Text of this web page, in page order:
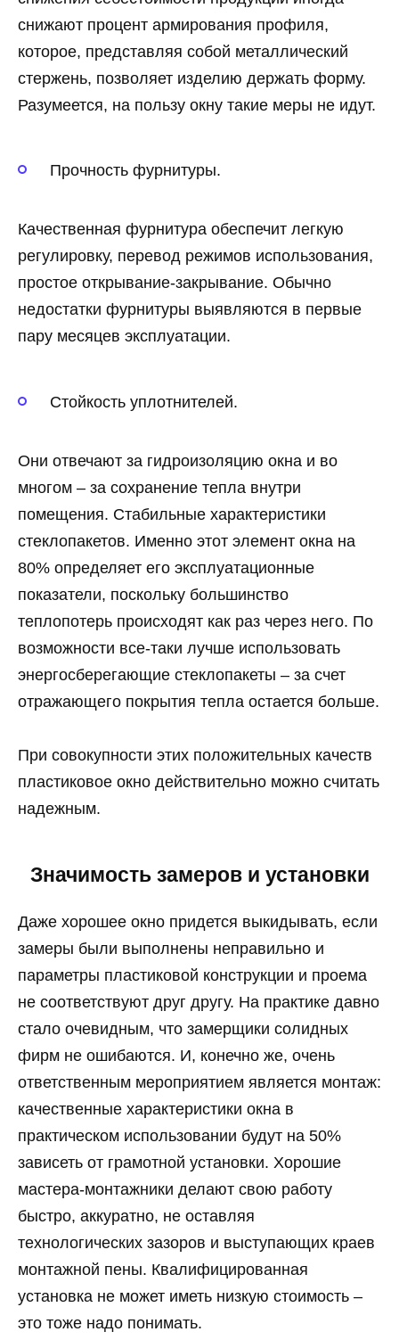
снижают процент армирования профиля,
которое, представляя собой металлический
стержень, позволяет изделию держать форму.
Разумеется, на пользу окну такие меры не идут.
Прочность фурнитуры.
Качественная фурнитура обеспечит легкую
регулировку, перевод режимов использования,
простое открывание-закрывание. Обычно
недостатки фурнитуры выявляются в первые
пару месяцев эксплуатации.
Стойкость уплотнителей.
Они отвечают за гидроизоляцию окна и во
многом – за сохранение тепла внутри
помещения. Стабильные характеристики
стеклопакетов. Именно этот элемент окна на
80% определяет его эксплуатационные
показатели, поскольку большинство
теплопотерь происходят как раз через него. По
возможности все-таки лучше использовать
энергосберегающие стеклопакеты – за счет
отражающего покрытия тепла остается больше.
При совокупности этих положительных качеств
пластиковое окно действительно можно считать
надежным.
Значимость замеров и установки
Даже хорошее окно придется выкидывать, если
замеры были выполнены неправильно и
параметры пластиковой конструкции и проема
не соответствуют друг другу. На практике давно
стало очевидным, что замерщики солидных
фирм не ошибаются. И, конечно же, очень
ответственным мероприятием является монтаж:
качественные характеристики окна в
практическом использовании будут на 50%
зависеть от грамотной установки. Хорошие
мастера-монтажники делают свою работу
быстро, аккуратно, не оставляя
технологических зазоров и выступающих краев
монтажной пены. Квалифицированная
установка не может иметь низкую стоимость –
это тоже надо понимать.